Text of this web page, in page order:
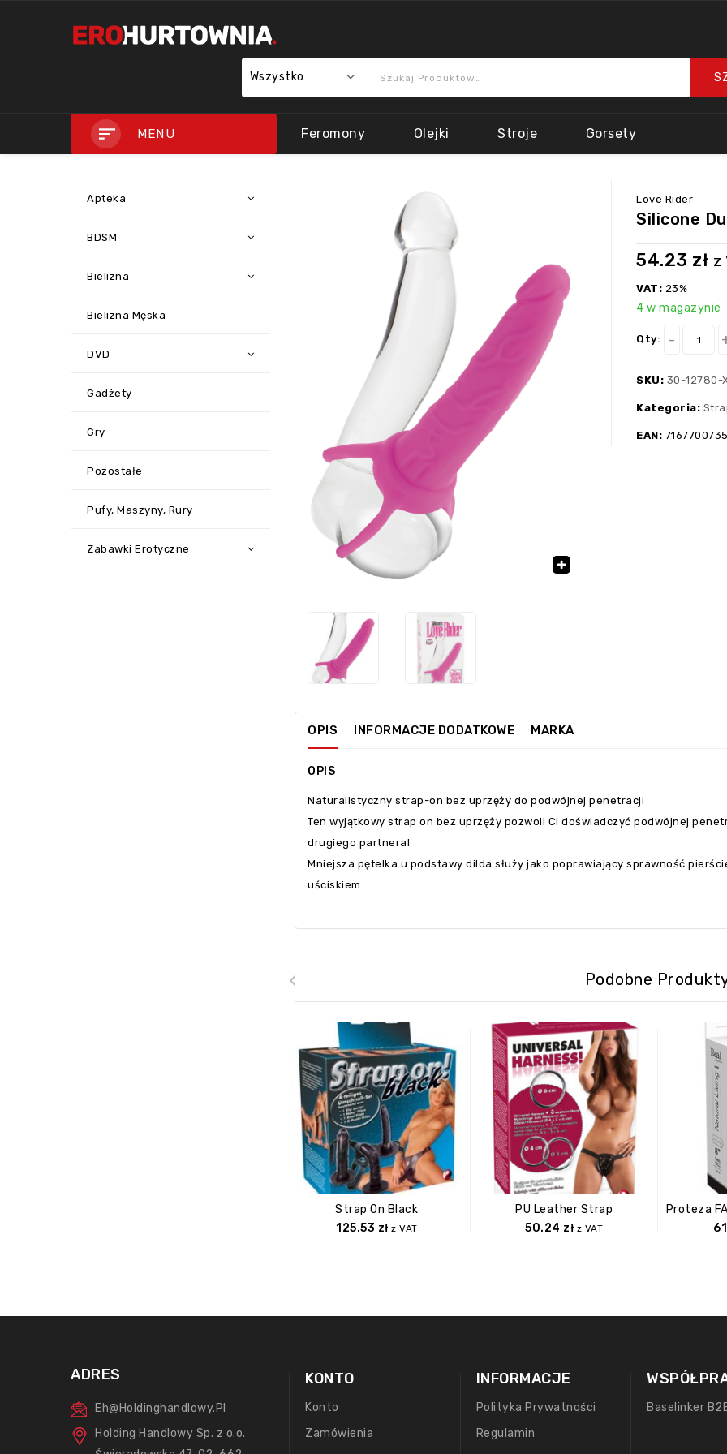
Wszystko
MENU Feromony Olejki Stroje Gorsety
Apteka
BDSM
Bielizna
Bielizna Męska
DVD
Gadżety
Gry
Pozostałe
Pufy, Maszyny, Rury
Zabawki Erotyczne
Love Rider
Silicone
54.23 zł z
VAT: 23%
4 w magazynie
Qty:
SKU: 30-12780-
Kategoria:
EAN:
OPIS INFORMACJE DODATKOWE MARKA
OPIS
Naturalistyczny strap-on bez uprzęży do podwójnej penetracji
Ten wyjątkowy strap on bez uprzęży pozwoli Ci doświadczyć podwójnej
drugiego partnera!
Mniejsza pętelka u podstawy dilda służy jako poprawiający sprawność
uściskiem
Podobne
Strap On Black
125.53 zł z VAT
PU Leather Strap
50.24 zł z VAT
‹
ADRES
Eh@holdinghandlowy.pl
Holding Handlowy Sp. z o.o.
KONTO
Konto
Zamówienia
INFORMACJE
Polityka Prywatności
Regulamin
Baselinker